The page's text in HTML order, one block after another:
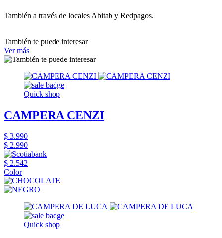
También a través de locales Abitab y Redpagos.
También te puede interesar
Ver más
Quick shop
CAMPERA CENZI
$ 3.990
$ 2.990
$ 2.542
Color
Quick shop